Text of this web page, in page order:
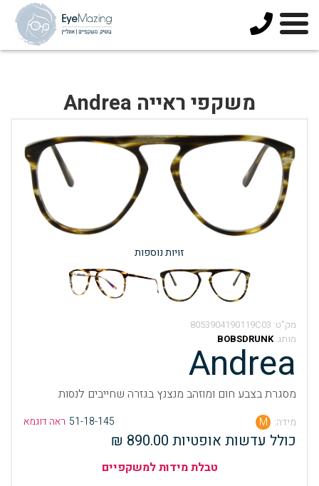
3744678
משקפי ראייה Andrea
זויות נוספות
מק”ט: 8053904190119C03
מותג:BOBSDRUNK
Andrea
מסגרת בצבע חום ומוזהב מנצנץ בגזרה שחייבים לנסות
מידה: M
51-18-145 ראה דוגמא
כולל עדשות אופטיות 890.00 ₪
טבלת מידות למשקפיים